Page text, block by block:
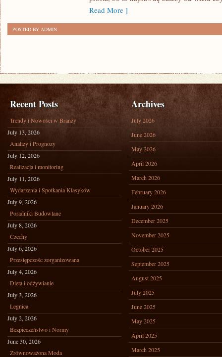
Read More ]
POSTED BY ADMIN
Recent Posts
Trendy i Nowości w Branży
July 13, 2026
Analizy i Prognozy
July 12, 2026
Realizacja i monitoring
July 11, 2026
Wydarzenia i Spotkania Klasyków
July 9, 2026
Poradniki Budowlane
July 8, 2026
Czechy
July 6, 2026
Przestępczośc zorganizowana
July 4, 2026
Dieta i odżywianie
July 3, 2026
Legnica
July 2, 2026
Bezpieczeństwo i Normy
June 30, 2026
Zrównoważona Moda
Archives
July 2026
June 2026
May 2026
April 2026
March 2026
February 2026
January 2026
December 2025
November 2025
October 2025
September 2025
August 2025
July 2025
June 2025
May 2025
April 2025
March 2025